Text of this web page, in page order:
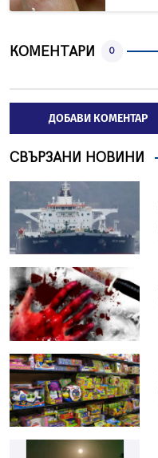
КОМЕНТАРИ 0
ДОБАВИ КОМЕНТАР
СВЪРЗАНИ НОВИНИ